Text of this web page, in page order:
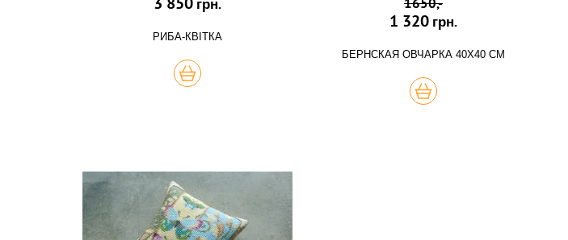
РИБА-КВІТКА
КУПИТЬ
1 320 грн.
БЕРНСКАЯ ОВЧАРКА 40Х40 СМ
КУПИТЬ